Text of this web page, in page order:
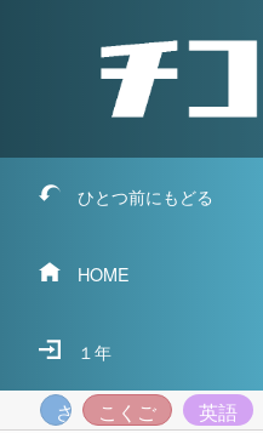
ひとつ前にもどる
HOME
１年
さんすうこくご 英語